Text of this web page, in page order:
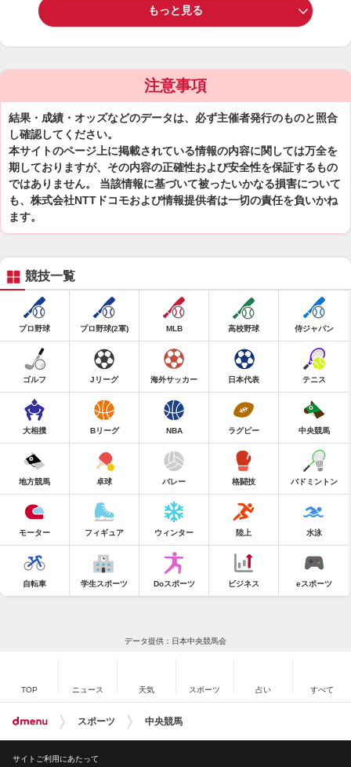
もっと見る
注意事項
結果・成績・オッズなどのデータは、必ず主催者発行のものと照合
し確認してください。
本サイトのページ上に掲載されている情報の内容に関しては万全を
期しておりますが、その内容の正確性および安全性を保証するもの
ではありません。 当該情報に基づいて被ったいかなる損害について
も、株式会社NTTドコモおよび情報提供者は一切の責任を負いかね
ます。
競技一覧
プロ野球 プロ野球(2軍) MLB 高校野球 侍ジャパン
ゴルフ Jリーグ 海外サッカー 日本代表 テニス
大相撲 Bリーグ NBA ラグビー 中央競馬
地方競馬 卓球 バレー 格闘技 バドミントン
モーター フィギュア ウィンター 陸上 水泳
自転車 学生スポーツ Doスポーツ ビジネス eスポーツ
データ提供：日本中央競馬会
TOP ニュース 天気 スポーツ 占い すべて
スポーツ 中央競馬
サイトご利用にあたって